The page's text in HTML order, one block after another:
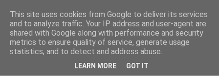
This site uses cookies from Google to deliver its services
and to analyze traffic. Your IP address and user-agent are
shared with Google along with performance and security
metrics to ensure quality of service, generate usage
statistics, and to detect and address abuse.
LEARN MORE GOT IT